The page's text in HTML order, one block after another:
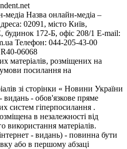
медіа Назва онлайн-медіа –
02091, місто Київ,
172-Б, офіс 208/1 E-mail:
Телефон: 044-205-43-00
R40-06068
матеріалів, розміщених на
умови посилання на
зі сторінки « Новини України
- видань - обов'язкове пряме
систем гіперпосилання .
в незалежності від
використання матеріалів.
- видань) - повинна бути
або в першому абзаці